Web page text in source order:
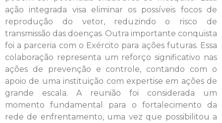
ação integrada visa eliminar os possíveis focos de
reprodução do vetor, reduzindo o risco de
transmissão das doenças. Outra importante conquista
foi a parceria com o Exército para ações futuras. Essa
colaboração representa um reforço significativo nas
ações de prevenção e controle, contando com o
apoio de uma instituição com expertise em ações de
grande escala. A reunião foi considerada um
momento fundamental para o fortalecimento da
rede de enfrentamento, uma vez que possibilitou a